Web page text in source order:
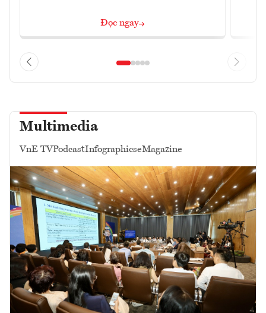
Đọc ngay
Multimedia
VnE TVPodcastInfographicseMagazine